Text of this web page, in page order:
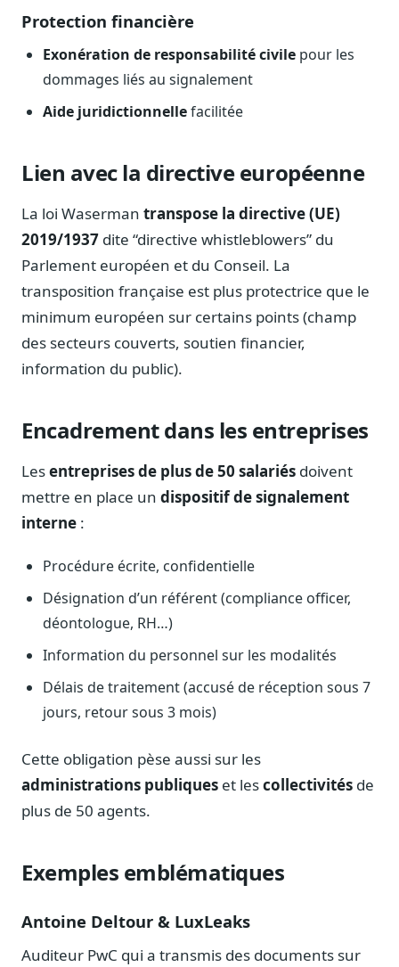
Protection financière
Exonération de responsabilité civile pour les
dommages liés au signalement
Aide juridictionnellefacilitée
Lien avec la directive européenne
La loi Waserman transpose la directive (UE)
2019/1937 dite “directive whistleblowers” du
Parlement européen et du Conseil. La
transposition française est plus protectrice que le
minimum européen sur certains points (champ
des secteurs couverts, soutien financier,
information du public).
Encadrement dans les entreprises
Lesentreprises de plus de 50 salariés doivent
mettre en place un dispositif de signalement
interne :
Procédure écrite, confidentielle
Désignation d’un référent (compliance officer,
déontologue, RH…)
Information du personnel sur les modalités
Délais de traitement (accusé de réception sous 7
jours, retour sous 3 mois)
Cette obligation pèse aussi sur les
administrations publiques et lescollectivités de
plus de 50 agents.
Exemples emblématiques
Antoine Deltour & LuxLeaks
Auditeur PwC qui a transmis des documents sur